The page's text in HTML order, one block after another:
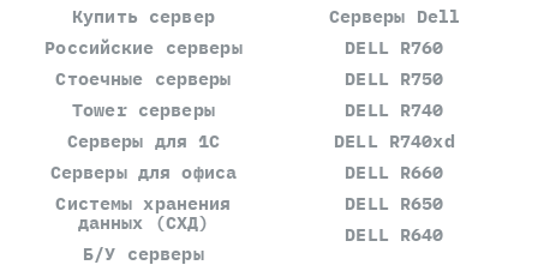
Купить сервер
Российские серверы
Стоечные серверы
Tower серверы
Серверы для 1С
Серверы для офиса
Системы хранения
данных (СХД)
Б/У серверы
Серверы Dell
DELL R760
DELL R750
DELL R740
DELL R740xd
DELL R660
DELL R650
DELL R640